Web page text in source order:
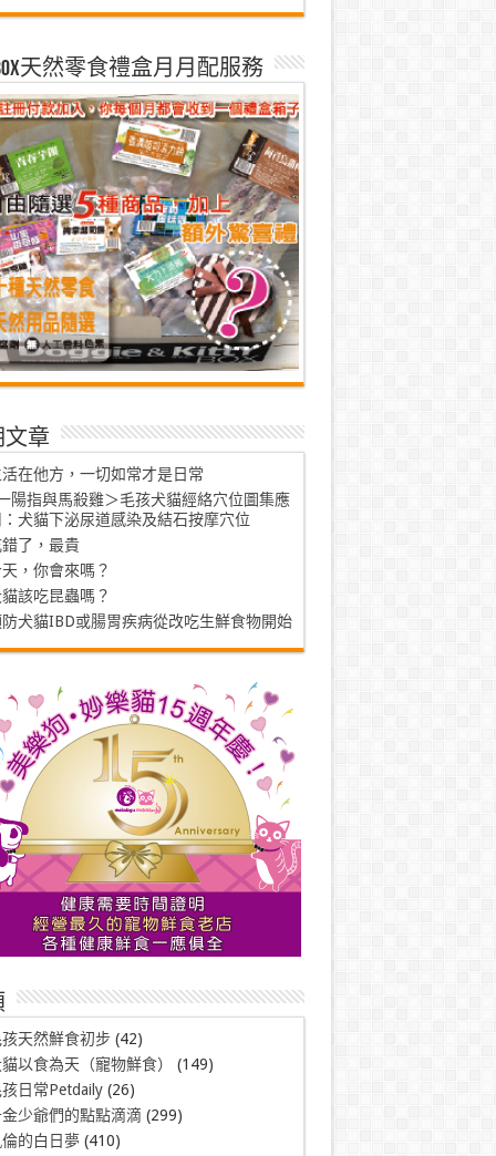
天然零食禮盒月月配服務
章
在他方，一切如常才是日常
陽指與馬殺雞＞毛孩犬貓經絡穴位圖集應
犬貓下泌尿道感染及結石按摩穴位
了，最貴
，你會來嗎？
該吃昆蟲嗎？
犬貓IBD或腸胃疾病從改吃生鮮食物開始
天然鮮食初步 (42)
以食為天（寵物鮮食）
(149)
日常Petdaily(26)
少爺們的點點滴滴 (299)
的白日夢(410)